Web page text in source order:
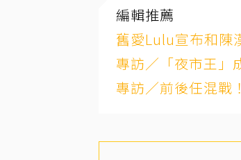
編輯推薦
舊愛Lulu宣布和陳
專訪／「夜市王」
專訪／前後任混